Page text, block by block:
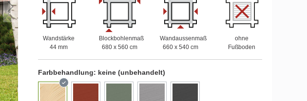
Wandstärke
44 mm
Blockbohlenmaß
680 x 560 cm
Wandaussenmaß
660 x 540 cm
ohne
Fußboden
Farbbehandlung: keine (unbehandelt)